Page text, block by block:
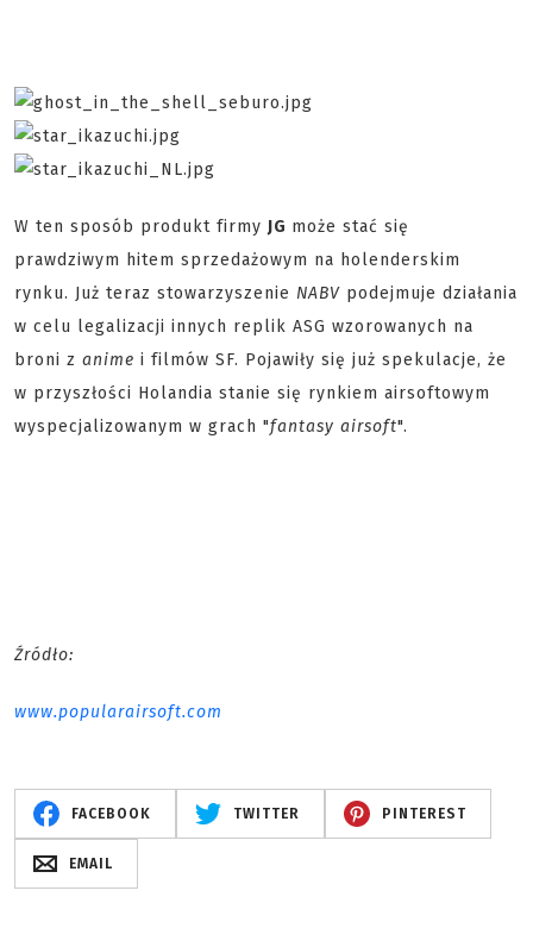
W ten sposób produkt firmy JG może stać się
prawdziwym hitem sprzedażowym na holenderskim
rynku. Już teraz stowarzyszenie NABV podejmuje działania
w celu legalizacji innych replik ASG wzorowanych na
broni z anime i filmów SF. Pojawiły się już spekulacje, że
w przyszłości Holandia stanie się rynkiem airsoftowym
wyspecjalizowanym w grach "fantasy airsoft".
Źródło:
www.popularairsoft.com
FACEBOOK TWITTER PINTEREST
EMAIL